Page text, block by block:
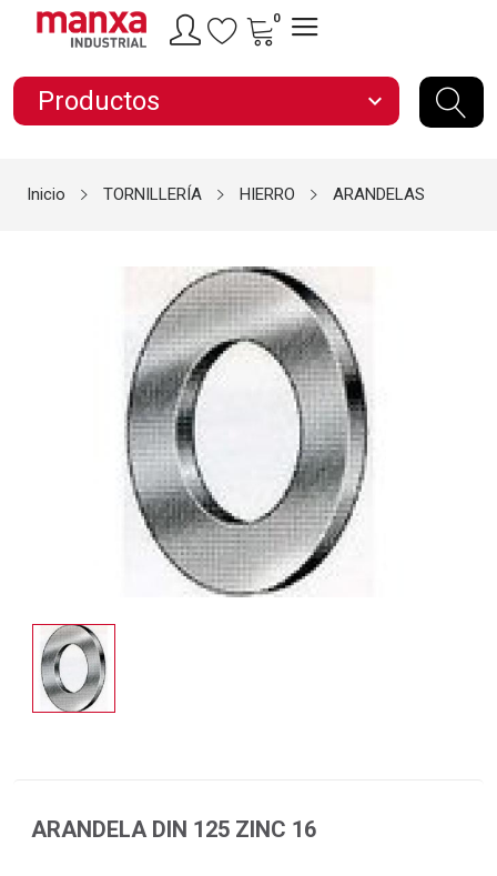
0
Productos expand_more
Inicio TORNILLERÍA HIERRO ARANDELAS
ARANDELA DIN 125 ZINC 16